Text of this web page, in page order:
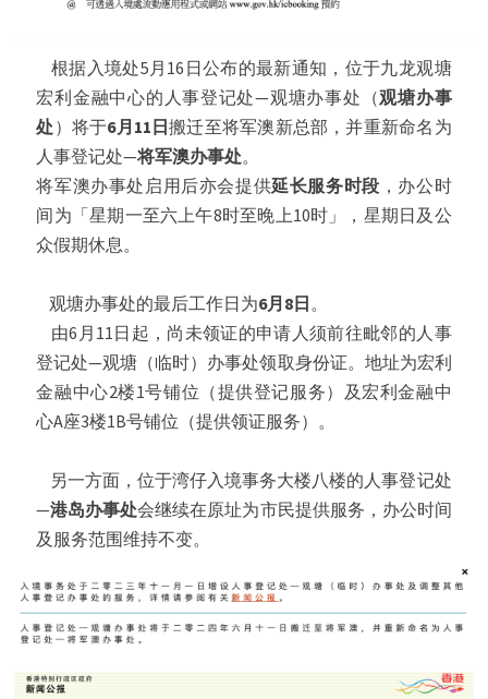
根据入境处5月16日公布的最新通知，位于九龙观塘
宏利金融中心的人事登记处—观塘办事处（观塘办事
处）将于6月11日搬迁至将军澳新总部，并重新命名为
人事登记处—将军澳办事处。
将军澳办事处启用后亦会提供延长服务时段 ，办公时
间为「星期一至六上午8时至晚上10时」，星期日及公
众假期休息。
观塘办事处的最后工作日为6月8日。
由6月11日起，尚未领证的申请人须前往毗邻的人事
登记处—观塘（临时）办事处领取身份证。地址为宏利
金融中心2楼1号铺位（提供登记服务）及宏利金融中
心A座3楼1B号铺位（提供领证服务）。
另一方面，位于湾仔入境事务大楼八楼的人事登记处
—港岛办事处会继续在原址为市民提供服务，办公时间
及服务范围维持不变。